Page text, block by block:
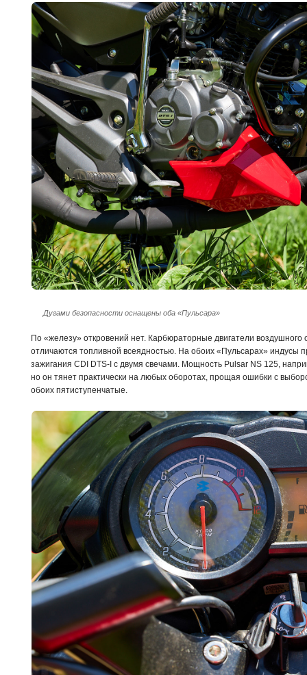
Дугами безопасности оснащены оба «Пульсара»
По «железу» откровений нет. Карбюраторные двигатели
отличаются топливной всеядностью. На обоих «Пульсарах» индусы
зажигания CDI DTS-I с двумя свечами. Мощность Pulsar NS 125,
но он тянет практически на любых оборотах, прощая ошибки с
обоих пятиступенчатые.